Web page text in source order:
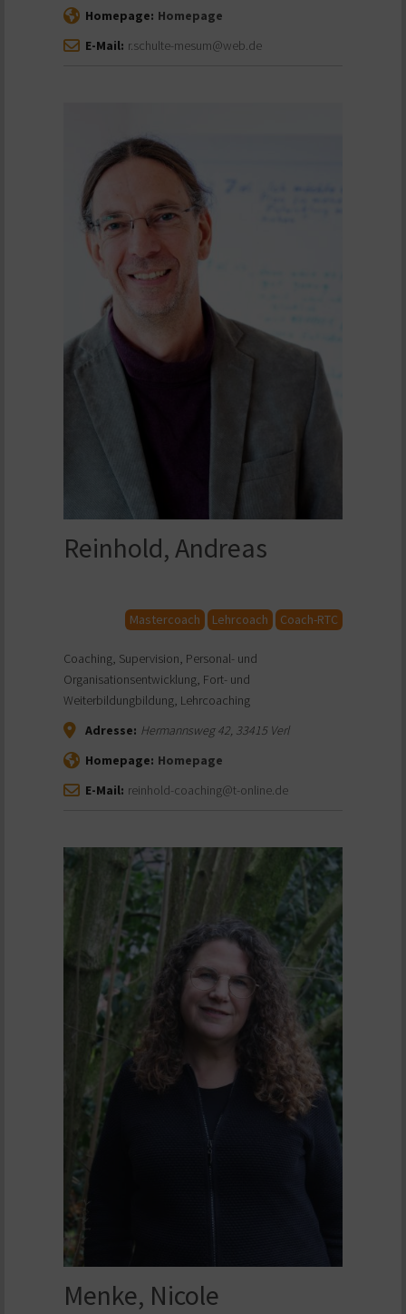
Homepage: Homepage
E-Mail: r.schulte-mesum@web.de
Reinhold, Andreas
Mastercoach Lehrcoach Coach-RTC
Coaching, Supervision, Personal- und
Organisationsentwicklung, Fort- und
Weiterbildungbildung, Lehrcoaching
Adresse: Hermannsweg 42, 33415Verl
Homepage: Homepage
E-Mail: reinhold-coaching@t-online.de
Menke, Nicole